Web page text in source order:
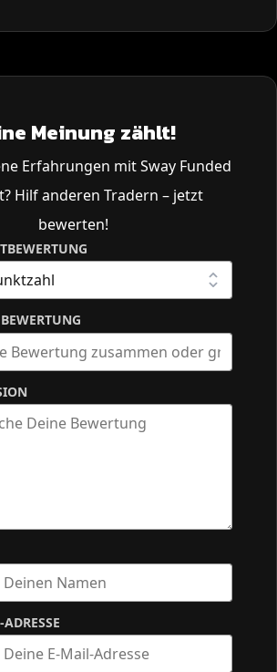
Meinung zählt!
Erfahrungen mit Sway Funded
Hilf anderen Tradern – jetzt
bewerten!